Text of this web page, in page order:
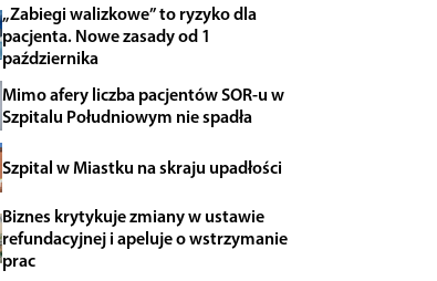
„Zabiegi walizkowe” to ryzyko dla
pacjenta. Nowe zasady od 1
października
Mimo afery liczba pacjentów SOR-u w
Szpitalu Południowym nie spadła
Szpital w Miastku na skraju upadłości
Biznes krytykuje zmiany w ustawie
refundacyjnej i apeluje o wstrzymanie
prac